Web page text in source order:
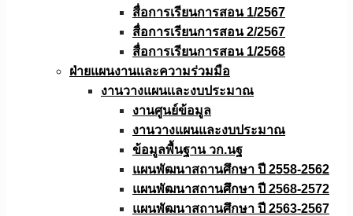
สื่อการเรียนการสอน 1/2567
สื่อการเรียนการสอน 2/2567
สื่อการเรียนการสอน 1/2568
ฝ่ายแผนงานเเละความร่วมมือ
งานวางแผนเเละงบประมาณ
งานศูนย์ข้อมูล
งานวางแผนและงบประมาณ
ข้อมูลพื้นฐาน วก.นฐ
แผนพัฒนาสถานศึกษา ปี 2558-2562
แผนพัฒนาสถานศึกษา ปี 2568-2572
แผนพัฒนาสถานศึกษา ปี 2563-2567